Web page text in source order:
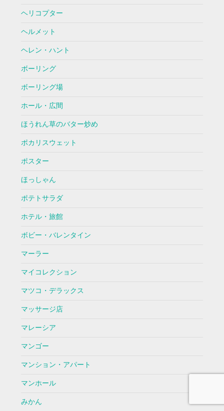
ヘリコプター
ヘルメット
ヘレン・ハント
ボーリング
ボーリング場
ホール・広間
ほうれん草のバター炒め
ポカリスウェット
ポスター
ほっしゃん
ポテトサラダ
ホテル・旅館
ボビー・バレンタイン
マーラー
マイコレクション
マツコ・デラックス
マッサージ店
マレーシア
マンゴー
マンション・アパート
マンホール
みかん